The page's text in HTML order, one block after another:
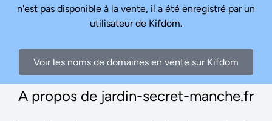
n'est pas disponible à la vente, il a été enregistré par un
utilisateur de Kifdom.
Voir les noms de domaines en vente sur Kifdom
A propos de jardin-secret-manche.fr